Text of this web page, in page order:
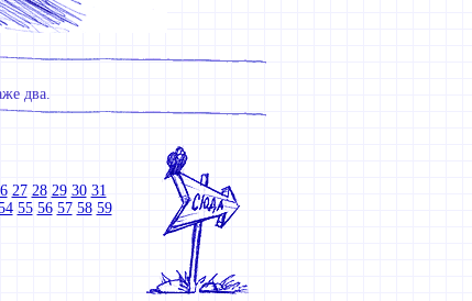
два.
27 28 29 30 31
55 56 57 58 59